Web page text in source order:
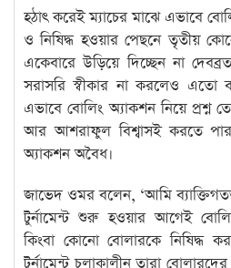
হঠাৎ করেই ম্যাচের মাঝে এভাবে
ও নিষিদ্ধ হওয়ার পেছনে তৃতীয়
একেবারে উড়িয়ে দিচ্ছেন না
সরাসরি স্বীকার না করলেও এতো
এভাবে বোলিং অ্যাকশন নিয়ে প্রশ্ন
আর আশরাফুল বিশ্বাসই করতে
অ্যাকশন অবৈধ।
জাভেদ ওমর বলেন, ‘আমি
টুর্নামেন্ট শুরু হওয়ার আগেই
কিংবা কোনো বোলারকে নিষিদ্ধ
টুর্নামেন্ট চলাকালীন তারা